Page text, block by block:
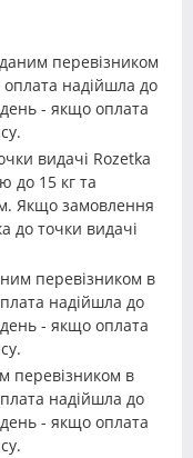
перевізником
надійшла до
- якщо оплата
видачі Rozetka
до 15 кг та
Якщо замовлення
до точки видачі
перевізником в
надійшла до
- якщо оплата
перевізником в
надійшла до
- якщо оплата